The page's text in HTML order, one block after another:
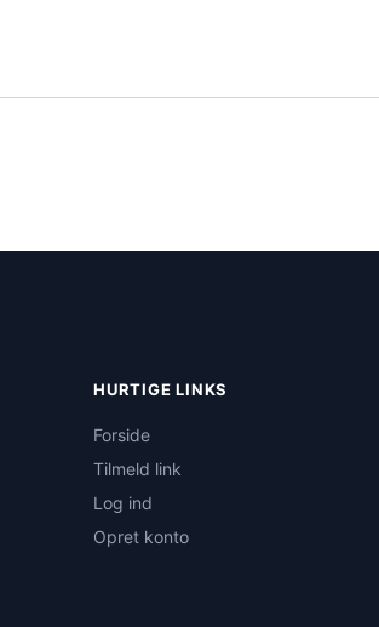
HURTIGE LINKS
Forside
Tilmeld link
Log ind
Opret konto